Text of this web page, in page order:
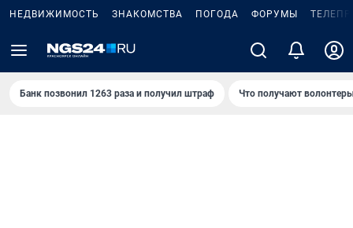
НЕДВИЖИМОСТЬ ЗНАКОМСТВА ПОГОДА ФОРУМЫ
Банк позвонил 1263 раза и получил штраф Что получают